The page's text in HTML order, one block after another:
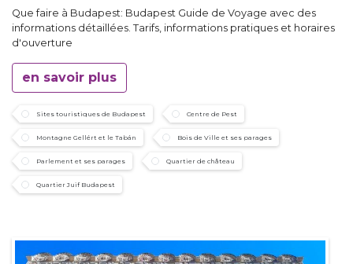
Que faire à Budapest: Budapest Guide de Voyage avec des
informations détaillées. Tarifs, informations pratiques et horaires
d'ouverture
en savoir plus
Sites touristiques de Budapest Centre de Pest
Montagne Gellért et le Tabán Bois de Ville et ses parages
Parlement et ses parages Quartier de château
Quartier Juif Budapest